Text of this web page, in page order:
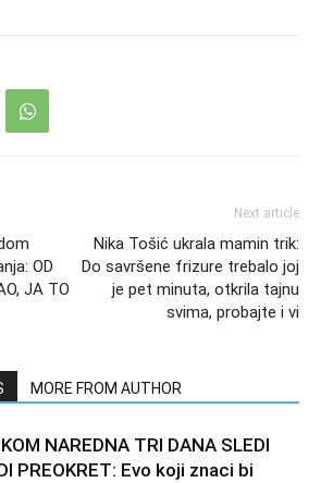
OD
JA TO
Next article
Nika Tošić ukrala mamin trik:
Do savršene frizure trebalo joj
je pet minuta, otkrila tajnu
svima, probajte i vi
MORE FROM AUTHOR
NAREDNA TRI DANA SLEDI
PREOKRET: Evo koji znaci bi